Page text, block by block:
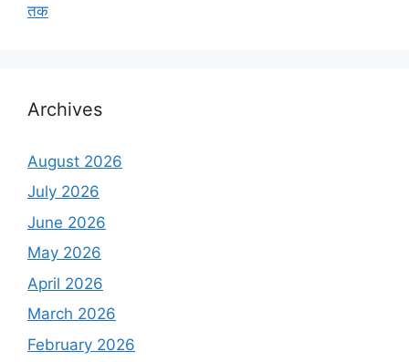
तक
Archives
August 2026
July 2026
June 2026
May 2026
April 2026
March 2026
February 2026